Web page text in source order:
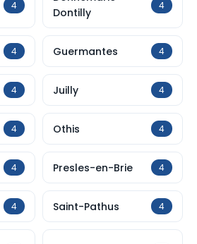
4
Dontilly
4
4 Guermantes 4
4 Juilly 4
4 Othis 4
4 Presles-en-Brie 4
4 Saint-Pathus 4